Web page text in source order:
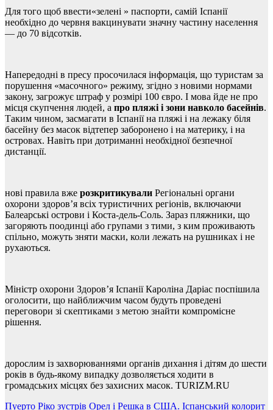
Для того щоб ввести«зелені » паспорти, самій Іспанії
необхідно до червня вакцинувати значну частину населення
— до 70 відсотків.
Напередодні в пресу просочилася інформація, що туристам за
порушення «масочного» режиму, згідно з новими нормами
закону, загрожує штраф у розмірі 100 євро. І мова йде не про
місця скупчення людей, а про пляжі і зони навколо басейнів.
Таким чином, засмагати в Іспанії на пляжі і на лежаку біля
басейну без масок відтепер заборонено і на материку, і на
островах. Навіть при дотриманні необхідної безпечної
дистанції.
нові правила вже розкритикували Регіональні органи
охорони здоров’я всіх туристичних регіонів, включаючи
Балеарські острови і Коста-дель-Соль. Зараз пляжники, що
загоряють поодинці або групами з тими, з ким проживають
спільно, можуть зняти маски, коли лежать на рушниках і не
рухаються.
Міністр охорони Здоров’я Іспанії Кароліна Даріас поспішила
оголосити, що найближчим часом будуть проведені
переговори зі скептиками з метою знайти компромісне
рішення.
дорослим із захворюваннями органів дихання і дітям до шести
років в будь-якому випадку дозволяється ходити в
громадських місцях без захисних масок. TURIZM.RU
Пуерто Ріко зустрів Орел і Решка в США. Іспанський колорит